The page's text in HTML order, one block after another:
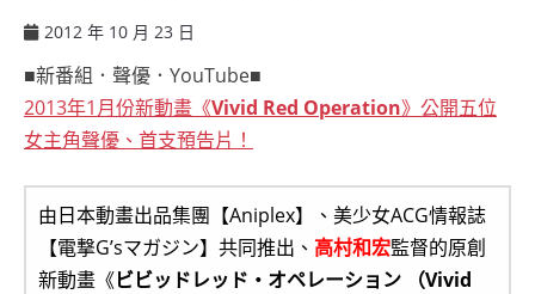
2012 年 10 月 23 日
■新番組．聲優．YouTube■
2013年1月份新動畫《Vivid Red Operation》公開五位
女主角聲優、首支預告片！
由日本動畫出品集團【Aniplex】、美少女ACG情報誌
【電撃G’sマガジン】共同推出、 高村和宏監督的原創
新動畫《ビビッドレッド・オペレーション （Vivid